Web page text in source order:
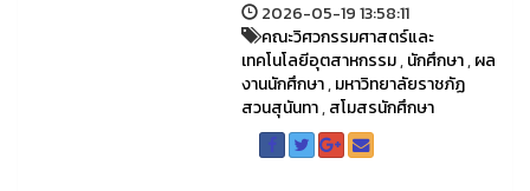
2026-05-19 13:58:11
คณะวิศวกรรมศาสตร์และ
เทคโนโลยีอุตสาหกรรม,นักศึกษา,ผล
งานนักศึกษา,มหาวิทยาลัยราชภัฏ
สวนสุนันทา,สโมสรนักศึกษา